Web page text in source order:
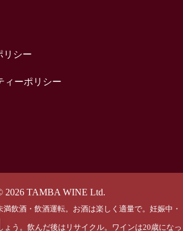
リシー
ィーポリシー
2026 TAMBA WINE Ltd.
飲酒・飲酒運転。お酒は楽しく適量で。妊娠中・
ょう。飲んだ後はリサイクル。ワインは20歳になっ